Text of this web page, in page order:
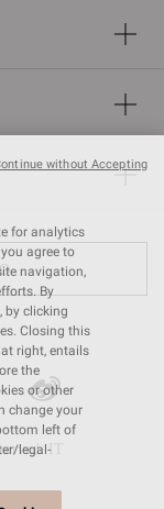
IT
for analytics
agree to
navigation,
By
by clicking
Closing this
right, entails
the
or other
change your
left of
legal-
without Accepting